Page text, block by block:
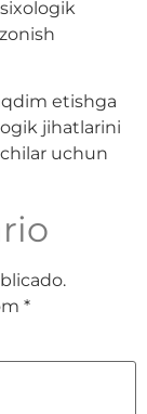
etishga
jihatlarini
uchun
*